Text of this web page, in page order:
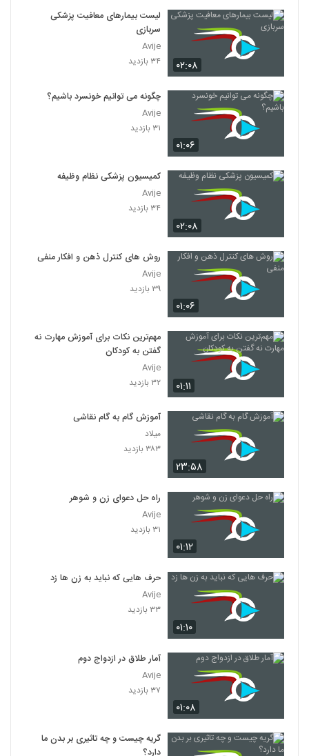
۰۲:۰۸
لیست بیمارهای معافیت پزشکی
سربازی
Avije
۳۴ بازدید
۰۱:۰۶
چگونه می توانیم خونسرد باشیم؟
Avije
۳۱ بازدید
۰۲:۰۸
کمیسیون پزشکی نظام وظیفه
Avije
۳۴ بازدید
۰۱:۰۶
روش های کنترل ذهن و افکار منفی
Avije
۳۹ بازدید
۰۱:۱۱
مهم‌ترین نکات برای آموزش مهارت نه
گفتن به کودکان
Avije
۳۲ بازدید
۲۳:۵۸
آموزش گام به گام نقاشی
میلاد
۳۸۳ بازدید
۰۱:۱۲
راه حل دعوای زن و شوهر
Avije
۳۱ بازدید
۰۱:۱۰
حرف هایی که نباید به زن ها زد
Avije
۳۳ بازدید
۰۱:۰۸
آمار طلاق در ازدواج دوم
Avije
۳۷ بازدید
گریه چیست و چه تاثیری بر بدن ما
دارد؟